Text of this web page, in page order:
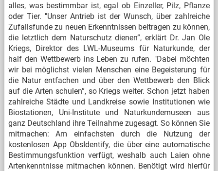
alles, was bestimmbar ist, egal ob Einzeller, Pilz, Pflanze
oder Tier. "Unser Antrieb ist der Wunsch, über zahlreiche
Zufallsfunde zu neuen Erkenntnissen beitragen zu können,
die letztlich dem Naturschutz dienen”, erklärt Dr. Jan Ole
Kriegs, Direktor des LWL-Museums für Naturkunde, der
half den Wettbewerb ins Leben zu rufen. "Dabei möchten
wir bei möglichst vielen Menschen eine Begeisterung für
die Natur entfachen und über den Wettbewerb den Blick
auf die Arten schulen”, so Kriegs weiter. Schon jetzt haben
zahlreiche Städte und Landkreise sowie Institutionen wie
Biostationen, Uni-Institute und Naturkundemuseen aus
ganz Deutschland ihre Teilnahme zugesagt. So können Sie
mitmachen: Am einfachsten durch die Nutzung der
kostenlosen App ObsIdentify, die über eine automatische
Bestimmungsfunktion verfügt, weshalb auch Laien ohne
Artenkenntnisse mitmachen können. Benötigt wird hierfür